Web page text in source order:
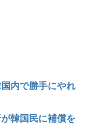
内で勝手にやれ
韓国民に補償を